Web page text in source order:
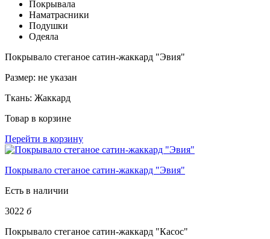
Покрывала
Наматрасники
Подушки
Одеяла
Покрывало стеганое сатин-жаккард "Эвия"
Размер: не указан
Ткань: Жаккард
Товар в корзине
Перейти в корзину
Покрывало стеганое сатин-жаккард "Эвия"
Есть в наличии
3022 б
Покрывало стеганое сатин-жаккард "Касос"